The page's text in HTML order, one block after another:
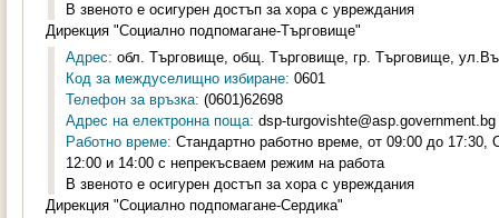
В звеното е осигурен достъп за хора с увреждания
Дирекция "Социално подпомагане-Търговище"
Адрес: обл. Търговище, общ. Търговище, гр. Търговище,
Код за междуселищно избиране: 0601
Телефон за връзка: (0601)62698
Адрес на електронна поща: dsp-turgovishte@asp.government.bg
Работно време: Стандартно работно време, от 09:00 до
12:00 и 14:00 с непрекъсваем режим на работа
В звеното е осигурен достъп за хора с увреждания
Дирекция "Социално подпомагане-Сердика"